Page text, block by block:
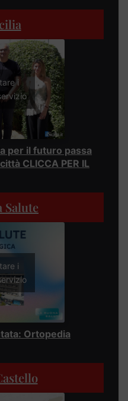
i
per il futuro passa
CLICCA PER IL
Salute
i
Ortopedia